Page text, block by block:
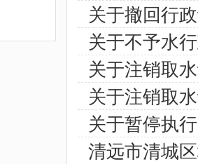
关于撤回行
关于不予水
关于注销取
关于注销取
关于暂停执
清远市清城